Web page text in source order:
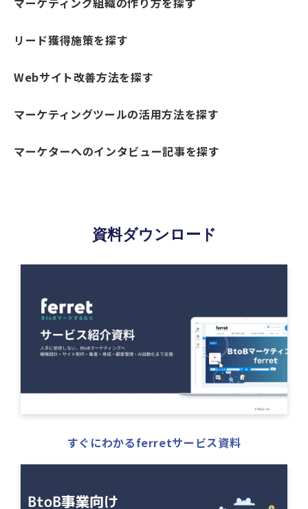
リード獲得施策を探す
Webサイト改善方法を探す
マーケティングツールの活用方法を探す
マーケターへのインタビュー記事を探す
資料ダウンロード
すぐにわかるferretサービス資料